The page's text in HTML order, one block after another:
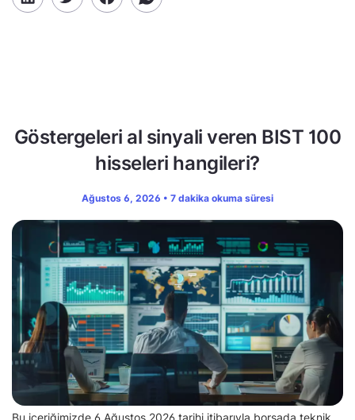
Göstergeleri al sinyali veren BIST 100
hisseleri hangileri?
Ağustos 6, 2026 • 7 dakika okuma süresi
Bu içeriğimizde 6 Ağustos 2026 tarihi itibarıyla borsada teknik